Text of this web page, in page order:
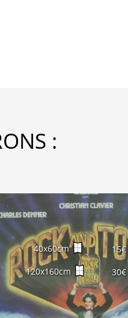
:
40x60cm 15€
120x160cm 30€